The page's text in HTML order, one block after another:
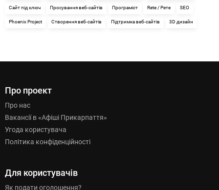
Сайт під ключ Просування веб-сайтів Програміст Rete / Рете SEO
Phoenix Project Створення веб-сайтів Підтримка веб-сайтів 3D дизайн
Про проект
Про нас
Вакансії в «Афіші Прикарпаття»
Угода користувача
Політика конфіденційності
Для користувачів
Як подати оголошення?